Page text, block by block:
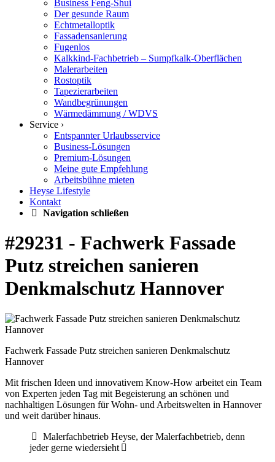
Business Feng-Shui
Der gesunde Raum
Echtmetalloptik
Fassadensanierung
Fugenlos
Kalkkind-Fachbetrieb – Sumpfkalk-Oberflächen
Malerarbeiten
Rostoptik
Tapezierarbeiten
Wandbegrünungen
Wärmedämmung / WDVS
Service ›
Entspannter Urlaubsservice
Business-Lösungen
Premium-Lösungen
Meine gute Empfehlung
Arbeitsbühne mieten
Heyse Lifestyle
Kontakt
Navigation schließen
#29231 - Fachwerk Fassade
Putz streichen sanieren
Denkmalschutz Hannover
Fachwerk Fassade Putz streichen sanieren Denkmalschutz
Hannover
Mit frischen Ideen und innovativem Know-How arbeitet ein Team
von Experten jeden Tag mit Begeisterung an schönen und
nachhaltigen Lösungen für Wohn- und Arbeitswelten in Hannover
und weit darüber hinaus.
Malerfachbetrieb Heyse, der Malerfachbetrieb, denn
jeder gerne wiedersieht